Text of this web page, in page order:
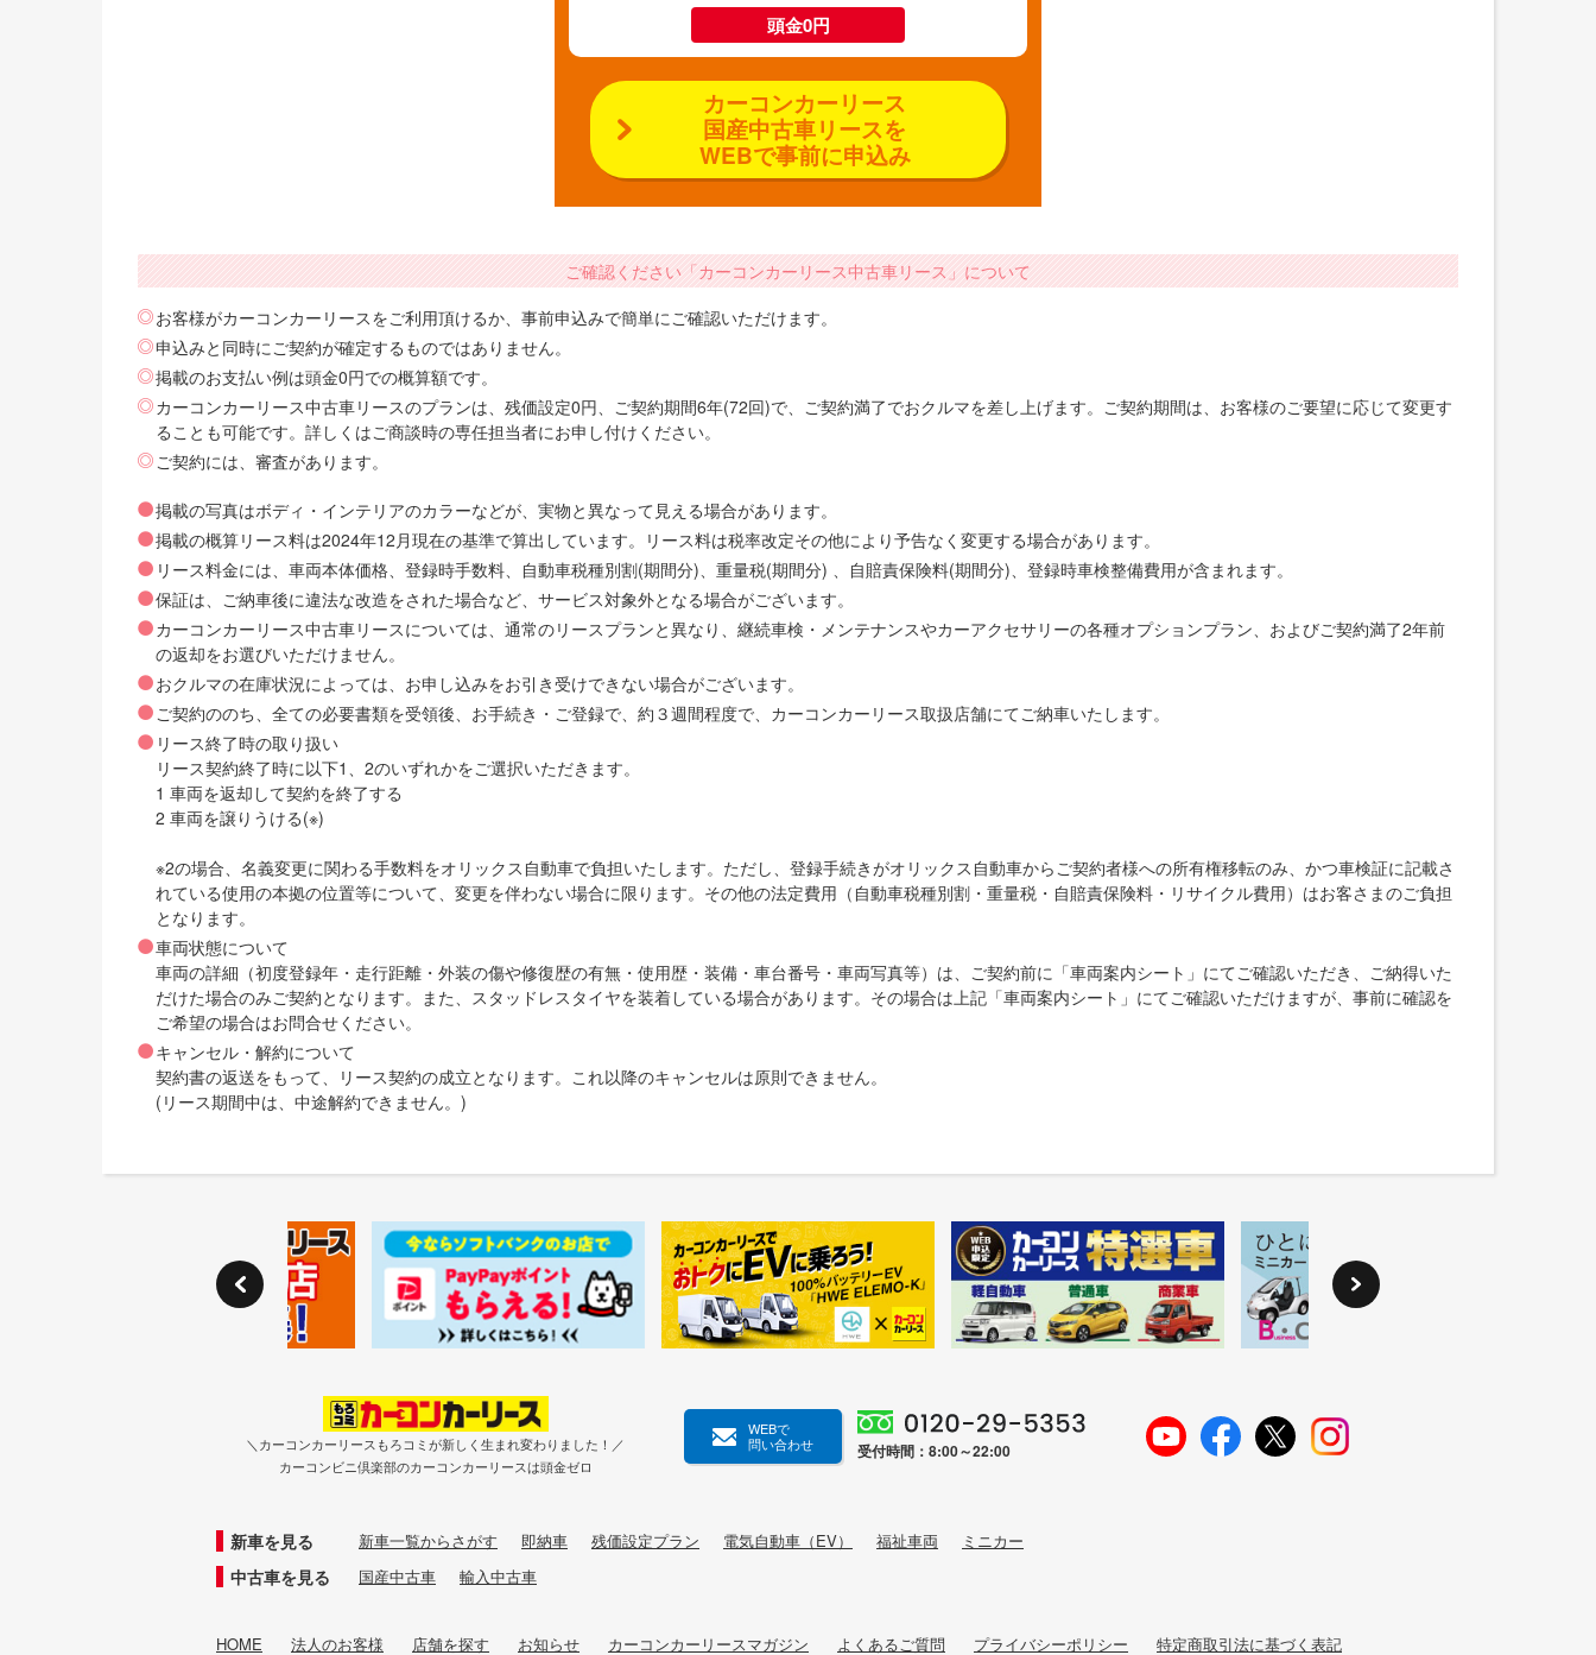
頭金0円
カーコンカーリース
国産中古車リースを
WEBで事前に申込み
ご確認ください「カーコンカーリース中古車リース」について
お客様がカーコンカーリースをご利用頂けるか、事前申込みで簡単にご確認いただけます。
申込みと同時にご契約が確定するものではありません。
掲載のお支払い例は頭金0円での概算額です。
カーコンカーリース中古車リースのプランは、残価設定0円、ご契約期間6年(72回)で、ご契約満了でおクルマを差し上げます。ご契約期間は、お客様のご要望に応じて変更す
ることも可能です。詳しくはご商談時の専任担当者にお申し付けください。
ご契約には、審査があります。
掲載の写真はボディ・インテリアのカラーなどが、実物と異なって見える場合があります。
掲載の概算リース料は2024年12月現在の基準で算出しています。リース料は税率改定その他により予告なく変更する場合があります。
リース料金には、車両本体価格、登録時手数料、自動車税種別割(期間分)、重量税(期間分) 、自賠責保険料(期間分)、登録時車検整備費用が含まれます。
保証は、ご納車後に違法な改造をされた場合など、サービス対象外となる場合がございます。
カーコンカーリース中古車リースについては、通常のリースプランと異なり、継続車検・メンテナンスやカーアクセサリーの各種オプションプラン、およびご契約満了2年前
の返却をお選びいただけません。
おクルマの在庫状況によっては、お申し込みをお引き受けできない場合がございます。
ご契約ののち、全ての必要書類を受領後、お手続き・ご登録で、約３週間程度で、カーコンカーリース取扱店舗にてご納車いたします。
リース終了時の取り扱い
リース契約終了時に以下1、2のいずれかをご選択いただきます。
1 車両を返却して契約を終了する
2 車両を譲りうける(※)
※2の場合、名義変更に関わる手数料をオリックス自動車で負担いたします。ただし、登録手続きがオリックス自動車からご契約者様への所有権移転のみ、かつ車検証に記載さ
れている使用の本拠の位置等について、変更を伴わない場合に限ります。その他の法定費用（自動車税種別割・重量税・自賠責保険料・リサイクル費用）はお客さまのご負担
となります。
車両状態について
車両の詳細（初度登録年・走行距離・外装の傷や修復歴の有無・使用歴・装備・車台番号・車両写真等）は、ご契約前に「車両案内シート」にてご確認いただき、ご納得いた
だけた場合のみご契約となります。また、スタッドレスタイヤを装着している場合があります。その場合は上記「車両案内シート」にてご確認いただけますが、事前に確認を
ご希望の場合はお問合せください。
キャンセル・解約について
契約書の返送をもって、リース契約の成立となります。これ以降のキャンセルは原則できません。
(リース期間中は、中途解約できません。)
＼カーコンカーリースもろコミが新しく生まれ変わりました！／
カーコンビニ倶楽部のカーコンカーリースは頭金ゼロ
WEBで
問い合わせ
受付時間：8:00～22:00
新車を見る 新車一覧からさがす 即納車 残価設定プラン 電気自動車（EV） 福祉車両 ミニカー
中古車を見る 国産中古車 輸入中古車
HOME 法人のお客様 店舗を探す お知らせ カーコンカーリースマガジン よくあるご質問 プライバシーポリシー 特定商取引法に基づく表記